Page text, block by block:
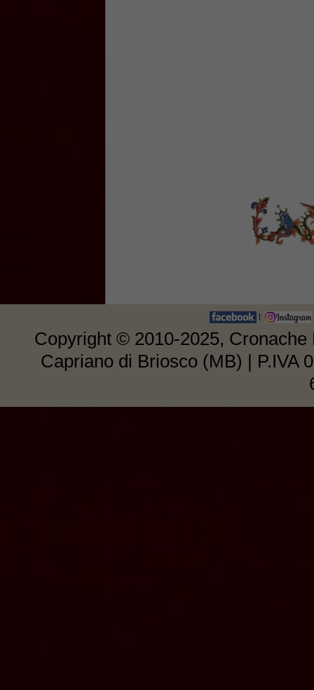
Copyright © 2010-2025,
Capriano di Briosco (MB) | P.IVA